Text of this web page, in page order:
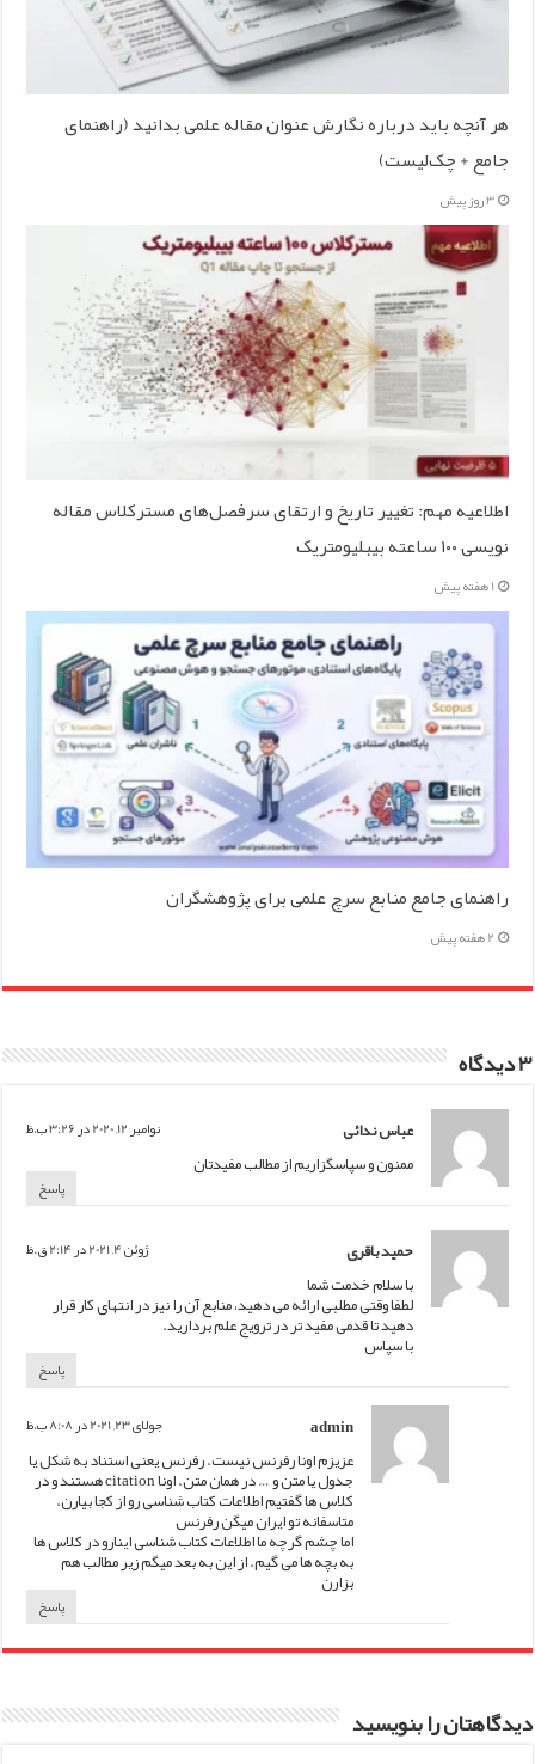
هر آنچه باید درباره نگارش عنوان مقاله علمی بدانید (راهنمای
جامع + چک‌لیست)
3 روز پیش
اطلاعیه مهم: تغییر تاریخ و ارتقای سرفصل‌های مسترکلاس مقاله
نویسی ۱۰۰ ساعته بیبلیومتریک
1 هفته پیش
راهنمای جامع منابع سرچ علمی برای پژوهشگران
2 هفته پیش
3 دیدگاه
عباس ندائی نوامبر 12, 2020 در 3:26 ب.ظ
ممنون و سپاسگزاریم از مطالب مفیدتان
پاسخ
حمید باقری ژوئن 4, 2021 در 2:14 ق.ظ
با سلام خدمت شما
لطفا وقتی مطلبی ارائه می دهید، منابع آن را نیز در انتهای کار قرار
دهید تا قدمی مفید تر در ترویج علم بردارید.
با سپاس
پاسخ
admin جولای 23, 2021 در 8:08 ب.ظ
عزیزم اونا رفرنس نیست. رفرنس یعنی استناد به شکل یا
جدول یا متن و … در همان متن. اونا citation هستند و در
کلاس ها گفتیم اطلاعات کتاب شناسی رو از کجا بیارن.
متاسفانه تو ایران میگن رفرنس
اما چشم گرچه ما اطلاعات کتاب شناسی اینارو در کلاس ها
به بچه ها می گیم. از این به بعد میگم زیر مطالب هم
بزارن
پاسخ
دیدگاهتان را بنویسید